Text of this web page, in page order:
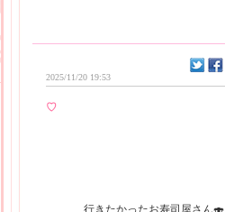
2025/11/20 19:53
♡
行きたかったお寿司屋さん🍣